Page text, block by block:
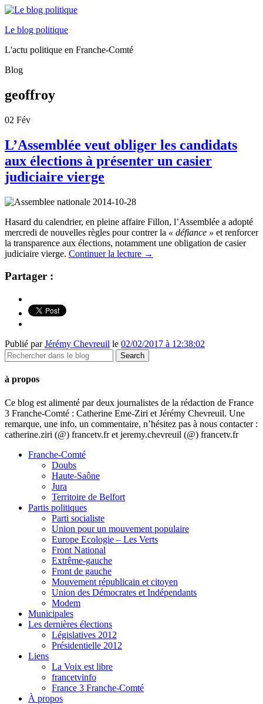
Le blog politique
L'actu politique en Franche-Comté
Blog
geoffroy
02 Fév
L’Assemblée veut obliger les candidats
aux élections à présenter un casier
judiciaire vierge
Hasard du calendrier, en pleine affaire Fillon, l’Assemblée a adopté
mercredi de nouvelles règles pour contrer la « défiance » et renforcer
la transparence aux élections, notamment une obligation de casier
judiciaire vierge. Continuer la lecture →
Partager :
Publié parJérémy Chevreuil le 02/02/2017 à 12:38:02
à propos
Ce blog est alimenté par deux journalistes de la rédaction de France
3 Franche-Comté : Catherine Eme-Ziri et Jérémy Chevreuil. Une
remarque, une info, un commentaire, n’hésitez pas à nous contacter :
catherine.ziri (@) francetv.fr et jeremy.chevreuil (@) francetv.fr
Franche-Comté
Doubs
Haute-Saône
Jura
Territoire de Belfort
Partis politiques
Parti socialiste
Union pour un mouvement populaire
Europe Ecologie – Les Verts
Front National
Extrême-gauche
Front de gauche
Mouvement républicain et citoyen
Union des Démocrates et Indépendants
Modem
Municipales
Les dernières élections
Législatives 2012
Présidentielle 2012
Liens
La Voix est libre
francetvinfo
France 3 Franche-Comté
À propos